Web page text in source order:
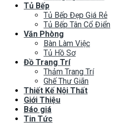
Tủ Bếp
Tủ Bếp Đẹp Giá Rẻ
Tủ Bếp Tân Cổ Điển
Văn Phòng
Bàn Làm Việc
Tủ Hồ Sơ
Đồ Trang Trí
Thảm Trang Trí
Ghế Thư Giãn
Thiết Kế Nội Thất
Giới Thiệu
Báo giá
Tin Tức